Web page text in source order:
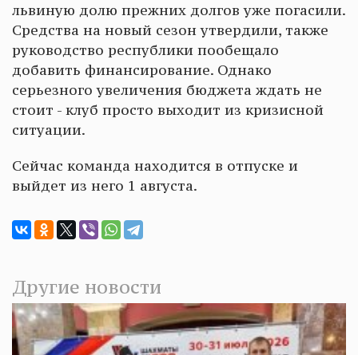
львиную долю прежних долгов уже погасили.
Средства на новый сезон утвердили, также
руководство республики пообещало
добавить финансирование. Однако
серьезного увеличения бюджета ждать не
стоит - клуб просто выходит из кризисной
ситуации.
Сейчас команда находится в отпуске и
выйдет из него 1 августа.
Другие новости